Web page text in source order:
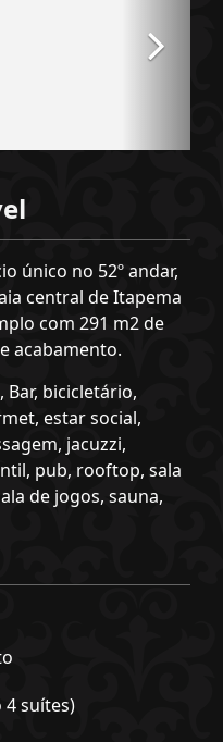
único no 52º andar,
central de Itapema
com 291 m2 de
acabamento.
Bar, bicicletário,
estar social,
jacuzzi,
pub, rooftop, sala
de jogos, sauna,
4 suítes)